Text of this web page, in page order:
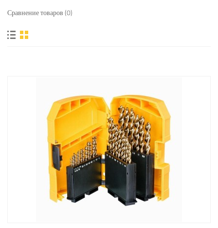
Сравнение товаров (0)